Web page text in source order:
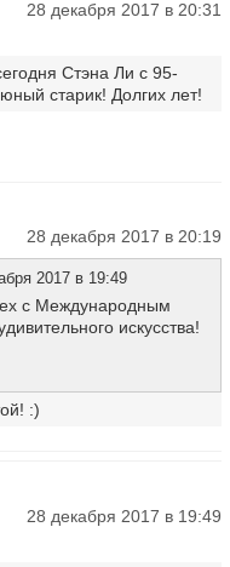
28 декабря 2017 в 20:31
Стэна Ли с 95-
старик! Долгих лет!
28 декабря 2017 в 20:19
2017 в 19:49
с Международным
искусства!
:)
28 декабря 2017 в 19:49